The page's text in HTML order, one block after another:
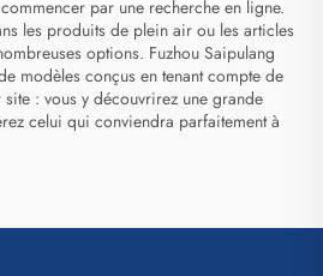
par une recherche en ligne.
les produits de plein air ou les articles
options. Fuzhou Saipulang
modèles conçus en tenant compte de
: vous y découvrirez une grande
celui qui conviendra parfaitement à